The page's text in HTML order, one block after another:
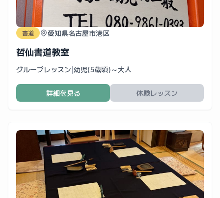
書道 愛知県名古屋市港区
哲仙書道教室
グループレッスン|幼児(5歳頃)～大人
詳細を見る 体験レッスン